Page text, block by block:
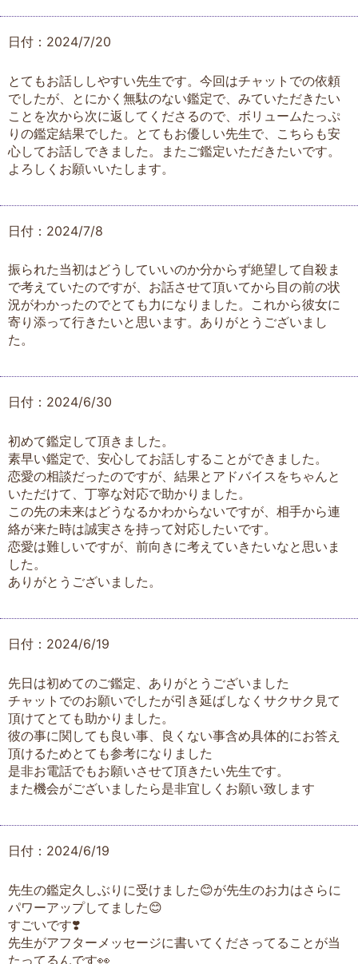
日付：2024/7/20
とてもお話ししやすい先生です。今回はチャットでの依頼
でしたが、とにかく無駄のない鑑定で、みていただきたい
ことを次から次に返してくださるので、ボリュームたっぷ
りの鑑定結果でした。とてもお優しい先生で、こちらも安
心してお話しできました。またご鑑定いただきたいです。
よろしくお願いいたします。
日付：2024/7/8
振られた当初はどうしていいのか分からず絶望して自殺ま
で考えていたのですが、お話させて頂いてから目の前の状
況がわかったのでとても力になりました。これから彼女に
寄り添って行きたいと思います。ありがとうございまし
た。
日付：2024/6/30
初めて鑑定して頂きました。
素早い鑑定で、安心してお話しすることができました。
恋愛の相談だったのですが、結果とアドバイスをちゃんと
いただけて、丁寧な対応で助かりました。
この先の未来はどうなるかわからないですが、相手から連
絡が来た時は誠実さを持って対応したいです。
恋愛は難しいですが、前向きに考えていきたいなと思いま
した。
ありがとうございました。
日付：2024/6/19
先日は初めてのご鑑定、ありがとうございました
チャットでのお願いでしたが引き延ばしなくサクサク見て
頂けてとても助かりました。
彼の事に関しても良い事、良くない事含め具体的にお答え
頂けるためとても参考になりました
是非お電話でもお願いさせて頂きたい先生です。
また機会がございましたら是非宜しくお願い致します
日付：2024/6/19
先生の鑑定久しぶりに受けました😊が先生のお力はさらに
パワーアップしてました😊
すごいです❣️
先生がアフターメッセージに書いてくださってることが当
たってるんです👀